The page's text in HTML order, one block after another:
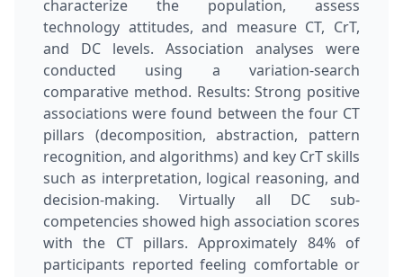
characterize the population, assess
technology attitudes, and measure CT, CrT,
and DC levels. Association analyses were
conducted using a variation-search
comparative method. Results: Strong positive
associations were found between the four CT
pillars (decomposition, abstraction, pattern
recognition, and algorithms) and key CrT skills
such as interpretation, logical reasoning, and
decision-making. Virtually all DC sub-
competencies showed high association scores
with the CT pillars. Approximately 84% of
participants reported feeling comfortable or